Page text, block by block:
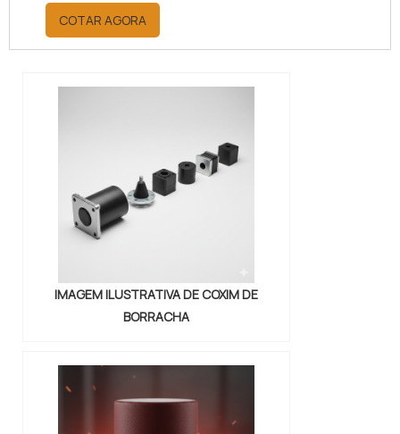
mecânicos e vibrações, reduzindo
assim o deslocamento entre as
peças dos equipamentos, evitando
estabilidade e a durabilidade dos
dispositivos ligados junto a ele, o
coxim é bem empregado em ...
COTAR AGORA
IMAGEM ILUSTRATIVA DE COXIM DE
BORRACHA